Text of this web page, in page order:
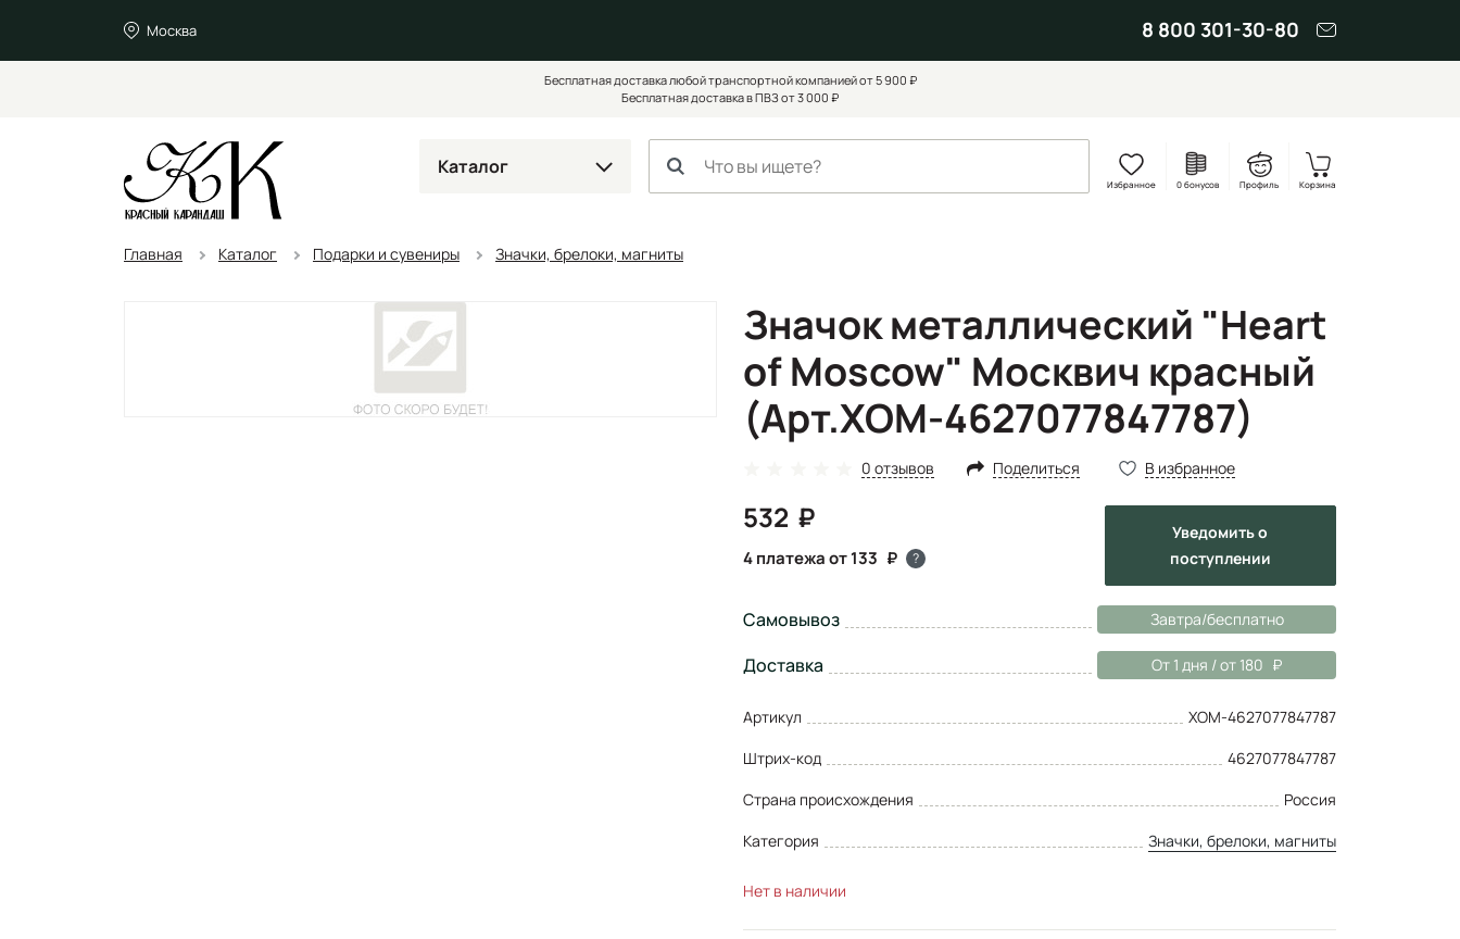
Москва 8 800 301-30-80
Бесплатная доставка любой транспортной компанией от 5 900 ₽
Бесплатная доставка в ПВЗ от 3 000 ₽
Каталог
Избранное 0 бонусов Профиль Корзина
Главная Каталог Подарки и сувениры Значки, брелоки, магниты
Значок металлический "Heart
of Moscow" Москвич красный
(Арт.ХОМ-4627077847787)
0 отзывов Поделиться В избранное
532
4 платежа от 133 ?
Уведомитьо
поступлении
Самовывоз Завтра/бесплатно
Доставка От 1 дня / от 180
Артикул
ХОМ-4627077847787
Штрих-код
4627077847787
Страна происхождения
Россия
Категория
Значки, брелоки, магниты
Нет в наличии